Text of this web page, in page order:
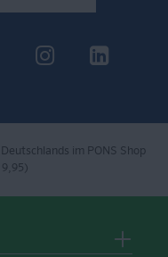
PONS beiPONS bei
im PONS Shop